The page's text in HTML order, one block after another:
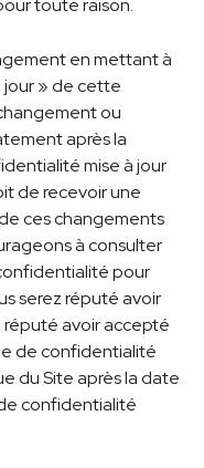
toute raison.
en mettant à
jour » de cette
ou
après la
mise à jour
de recevoir une
ces changements
à consulter
pour
serez réputé avoir
réputé avoir accepté
de confidentialité
du Site après la date
confidentialité